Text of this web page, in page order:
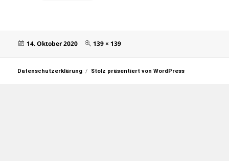
Veröffentlicht
14. Oktober 2020 Originalgröße
139 × 139
Datenschutzerklärung Stolz präsentiert von WordPress